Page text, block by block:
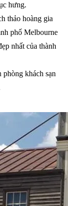
hưng.
thảo hoàng gia
phố Melbourne
nhất của thành
khách sạn